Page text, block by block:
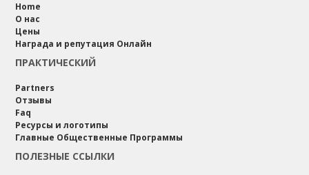
Home
О нас
Цены
Награда и репутация Онлайн
ПРАКТИЧЕСКИЙ
Partners
Отзывы
Faq
Ресурсы и логотипы
Главные Общественные Программы
ПОЛЕЗНЫЕ ССЫЛКИ